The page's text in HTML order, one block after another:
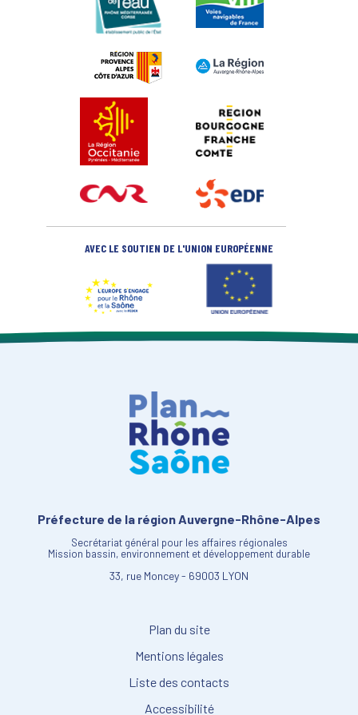
AVEC LE SOUTIEN DE L'UNION EUROPÉENNE
Préfecture de la région Auvergne-Rhône-Alpes
Secrétariat général pour les affaires régionales
Mission bassin, environnement et développement durable
33, rue Moncey - 69003 LYON
Plan du site
Mentions légales
Liste des contacts
Accessibilité